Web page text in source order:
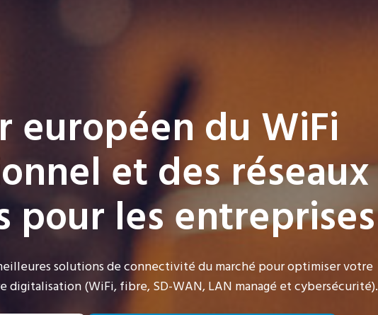
européen du WiFi
et des réseaux
pour les entreprises
solutions de connectivité du marché pour optimiser votre
digitalisation (WiFi, fibre, SD-WAN, LAN managé et cybersécurité).